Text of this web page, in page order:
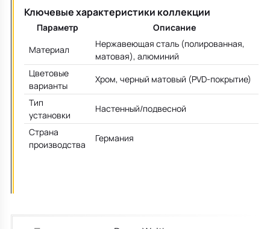
Ключевые характеристики коллекции
Параметр
Описание
Материал
Нержавеющая сталь (полированная,
матовая), алюминий
Цветовые
варианты
Хром, черный матовый (PVD-покрытие)
Тип
установки
Настенный/подвесной
Страна
производства
Германия